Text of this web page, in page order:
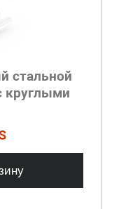
стальной
круглыми